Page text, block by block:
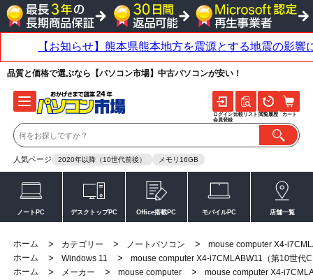
品質と価格で選ぶなら【パソコン市場】中古パソコンが安い！
人気ページ 2020年以降（10世代前後） メモリ16GB
ログイン
会員登録
比較リスト 閲覧履歴 カート
ノートPC デスクトップPC Office搭載PC モバイルPC 店舗一覧
ホーム > カテゴリー > ノートパソコン >
mouse computer X4-
ホーム
> Windows 11 >
mouse computer X4-i7CMLABW11（第10世代
ホーム
> メーカー > mouse computer >
mouse computer X4-